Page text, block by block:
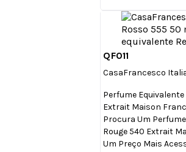
QF011
CasaFrancesco
Perfume
Extrait Maison
Procura Um
Rouge 540 Extrait
Um Preço Mais